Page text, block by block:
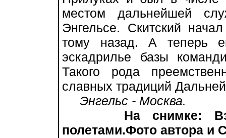
местом дальнейшей
Энгельсе. Скитский
тому назад. А теперь
эскадрилье базы
Такого рода
славных традиций
Энгельс - Москва.
На снимке:
полетами.Фото автора